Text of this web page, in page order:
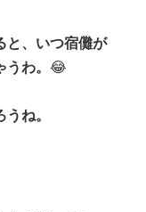
と、いつ宿儺が
わ。 😂
ね。